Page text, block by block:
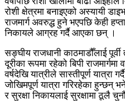
रोशी क्षेत्रमा बनाइएको अस्यायी
राजमार्ग अवरुद्ध हुने भएपछि केही
निकायले आग्रह गर्दै आएका छन् ।
सङ्घीय राजधानी काठमाडौँलाई
दूरीका रूपमा रहेको बिपी
वर्षदेखि यात्रीले सास्तीपूर्ण यात्रा
जोखिमपूर्ण यात्रा गरिरहेका हुन्छन्
र सुरक्षा निकायलाई सुरक्षामा ठूलै